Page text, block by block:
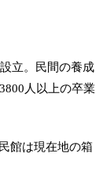
立。民間の養成
人以上の卒業
館は現在地の箱